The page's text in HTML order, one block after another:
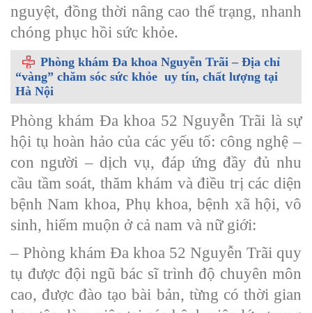
nguyệt, đồng thời nâng cao thể trạng, nhanh
chóng phục hồi sức khỏe.
Phòng khám Đa khoa Nguyễn Trãi – Địa chỉ
“vàng” chăm sóc sức khỏe uy tín, chất lượng tại
Hà Nội
Phòng khám Đa khoa 52 Nguyễn Trãi là sự
hội tụ hoàn hảo của các yếu tố: công nghệ –
con người – dịch vụ, đáp ứng đầy đủ nhu
cầu tầm soát, thăm khám và điều trị các diện
bệnh Nam khoa, Phụ khoa, bệnh xã hội, vô
sinh, hiếm muộn ở cả nam và nữ giới:
– Phòng khám Đa khoa 52 Nguyễn Trãi quy
tụ được đội ngũ bác sĩ trình độ chuyên môn
cao, được đào tạo bài bản, từng có thời gian